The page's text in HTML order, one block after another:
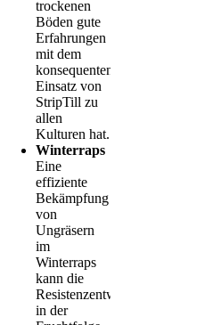
trockenen
Böden gute
Erfahrungen
mit dem
konsequenten
Einsatz von
StripTill zu
allen
Kulturen hat.
Winterraps
Eine
effiziente
Bekämpfung
von
Ungräsern
im
Winterraps
kann die
Resistenzentwicklung
in der